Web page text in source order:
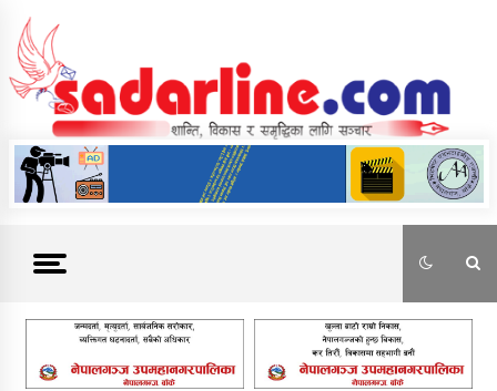
content
News For Nepal